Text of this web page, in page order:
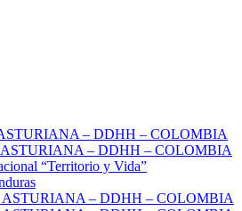
– DDHH – COLOMBIA
– DDHH – COLOMBIA
“Territorio y Vida”
– DDHH – COLOMBIA